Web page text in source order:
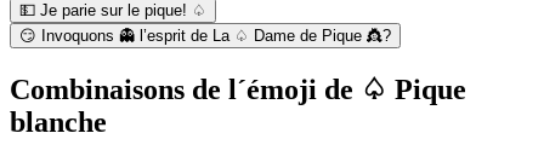
💵 Je parie sur le pique! ♤
😏 Invoquons 👻 l’esprit de La ♤ Dame de Pique 👸?
Combinaisons de l´émoji de ♤ Pique
blanche